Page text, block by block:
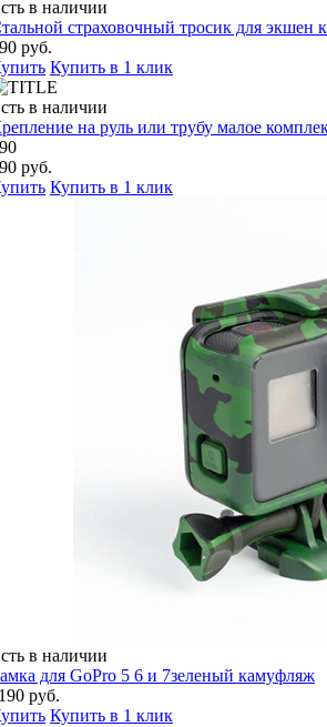
в наличии
страховочный тросик для экшен
руб.
Купить в 1 клик
в наличии
на руль или трубу малое
руб.
Купить в 1 клик
в наличии
для GoPro 5 6 и 7зеленый камуфляж
руб.
Купить в 1 клик